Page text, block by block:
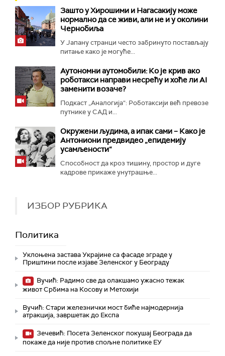
Зашто у Хирошими и Нагасакију може
нормално да се живи, али не и у околини
Чернобиља
У Јапану странци често забринуто постављају
питање како је могуће...
Аутономни аутомобили: Ко је крив ако
роботакси направи несрећу и хоће ли AI
заменити возаче?
Подкаст „Аналогија“: Роботаксији већ превозе
путнике у САД и...
Окружени људима, а ипак сами – Како је
Антониони предвидео „епидемију
усамљености“
Способност да кроз тишину, простор и дуге
кадрове прикаже унутрашње...
ИЗБОР РУБРИКА
Политика
Уклоњена застава Украјине са фасаде зграде у
Приштини после изјаве Зеленског у Београду
Вучић: Радимо све да олакшамо ужасно тежак
живот Србима на Косову и Метохији
Вучић: Стари железнички мост биће најмодернија
атракција, завршетак до Експа
Зечевић: Посета Зеленског покушај Београда да
покаже да није против спољне политике ЕУ